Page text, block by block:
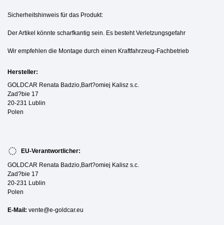
Sicherheitshinweis für das Produkt:
Der Artikel könnte scharfkantig sein. Es besteht Verletzungsgefahr
Wir empfehlen die Montage durch einen Kraftfahrzeug-Fachbetrieb
Hersteller:
GOLDCAR Renata Badzio,Bart?omiej Kalisz s.c.
Zad?bie 17
20-231 Lublin
Polen
EU-Verantwortlicher:
GOLDCAR Renata Badzio,Bart?omiej Kalisz s.c.
Zad?bie 17
20-231 Lublin
Polen
E-Mail: vente@e-goldcar.eu